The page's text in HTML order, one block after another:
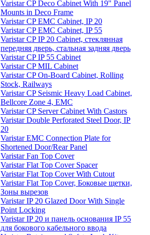
Varistar CP Deco Cabinet With 19" Panel
Mounts in Deco Frame
Varistar CP EMC Cabinet, IP 20
Varistar CP EMC Cabinet, IP 55
Varistar CP IP 20 Cabinet, стеклянная
передняя дверь, стальная задняя дверь
Varistar CP IP 55 Cabinet
Varistar CP MIL Cabinet
Varistar CP On-Board Cabinet, Rolling
Stock, Railways
Varistar CP Seismic Heavy Load Cabinet,
Bellcore Zone 4, EMC
Varistar CP Server Cabinet With Castors
Varistar Double Perforated Steel Door, IP
20
Varistar EMC Connection Plate for
Shortened Door/Rear Panel
Varistar Fan Top Cover
Varistar Flat Top Cover Spacer
Varistar Flat Top Cover With Cutout
Varistar Flat Top Cover, Боковые щетки,
Зоны вырезов
Varistar IP 20 Glazed Door With Single
Point Locking
Varistar IP 20 и панель основания IP 55
для бокового кабельного ввода